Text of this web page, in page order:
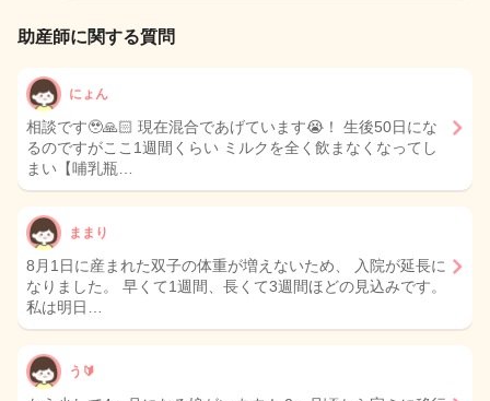
助産師に関する質問
にょん
相談です🥹🙏🏻 現在混合であげています😭！ 生後50日にな
るのですがここ1週間くらい ミルクを全く飲まなくなってし
まい【哺乳瓶…
ままり
8月1日に産まれた双子の体重が増えないため、 入院が延長に
なりました。 早くて1週間、長くて3週間ほどの見込みです。
私は明日…
う🔰